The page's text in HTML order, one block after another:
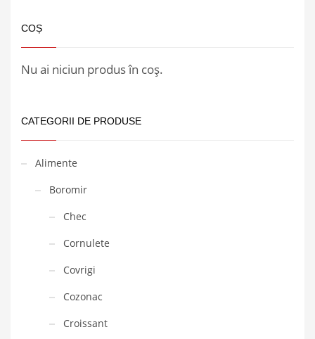
COȘ
Nu ai niciun produs în coș.
CATEGORII DE PRODUSE
Alimente
Boromir
Chec
Cornulete
Covrigi
Cozonac
Croissant